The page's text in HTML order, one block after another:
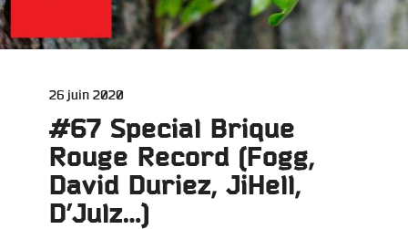
Publié
26 juin 2020
#67 Special Brique
Rouge Record (Fogg,
David Duriez, JiHell,
D’Julz…)